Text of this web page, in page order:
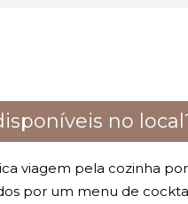
no
viagem pela cozinha
por um menu de